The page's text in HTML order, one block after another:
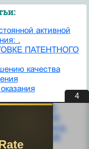
активной
.
ПАТЕНТНОГО
качества
ЧАСТИЦ В
документа.
ГОСТ 7.1-84
лечение
3